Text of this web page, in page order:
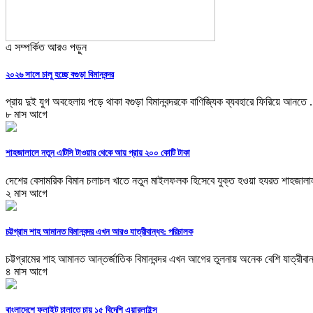
এ সম্পর্কিত আরও পড়ুন
২০২৬ সালে চালু হচ্ছে বগুড়া বিমানবন্দর
প্রায় দুই যুগ অবহেলায় পড়ে থাকা বগুড়া বিমানবন্দরকে বাণিজ্যিক ব্যবহারে ফিরিয়ে আনতে
৮ মাস আগে
শাহজালালে নতুন এটিসি টাওয়ার থেকে আয় প্রায় ২০০ কোটি টাকা
দেশের বেসামরিক বিমান চলাচল খাতে নতুন মাইলফলক হিসেবে যুক্ত হওয়া হযরত
২ মাস আগে
চট্টগ্রাম শাহ আমানত বিমানবন্দর এখন আরও যাত্রীবান্ধব: পরিচালক
চট্টগ্রামের শাহ আমানত আন্তর্জাতিক বিমানবন্দর এখন আগের তুলনায় অনেক বেশি
৪ মাস আগে
বাংলাদেশে ফ্লাইট চালাতে চায় ১৫ বিদেশি এয়ারলাইন্স